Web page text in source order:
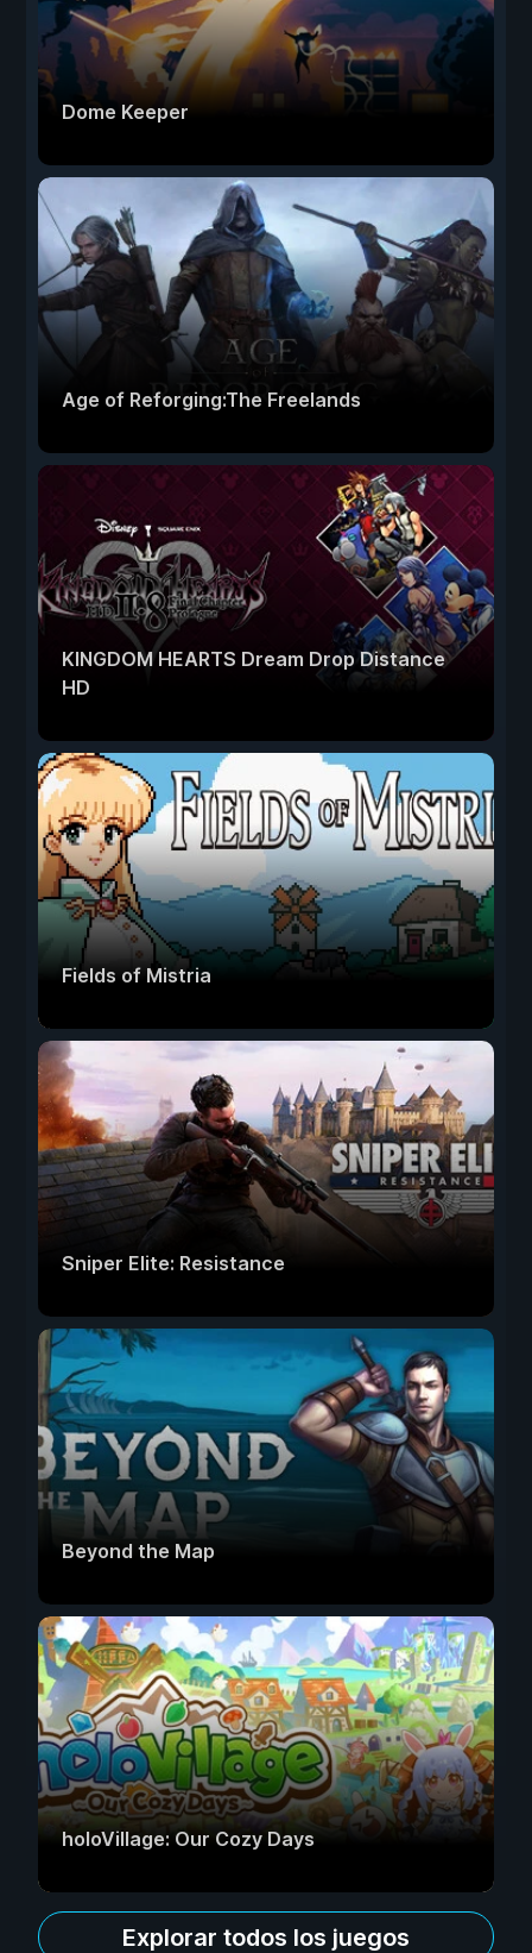
Dome Keeper
Age of Reforging:The Freelands
KINGDOM HEARTS Dream Drop Distance
HD
Fields of Mistria
Sniper Elite: Resistance
Beyond the Map
holoVillage: Our Cozy Days
Explorar todos los juegos